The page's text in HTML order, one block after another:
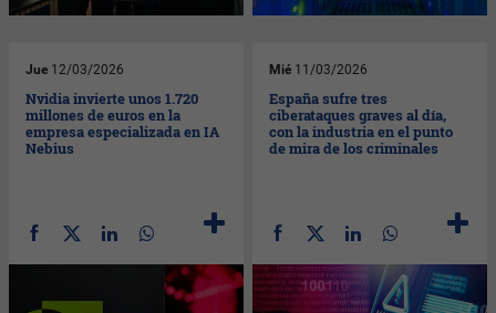
Jue 12/03/2026
Nvidia invierte unos 1.720
millones de euros en la
empresa especializada en IA
Nebius
Mié 11/03/2026
España sufre tres
ciberataques graves al día,
con la industria en el punto
de mira de los criminales